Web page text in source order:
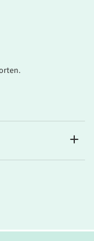
nur
lediglich für
maritimer Liebhaber